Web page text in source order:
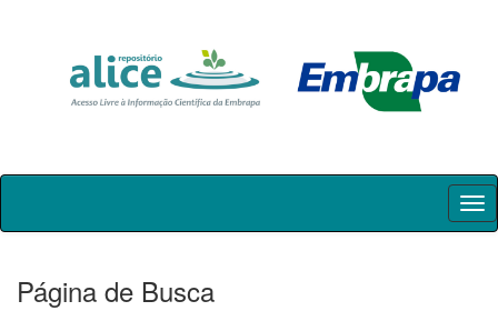
Skip
Página de Busca